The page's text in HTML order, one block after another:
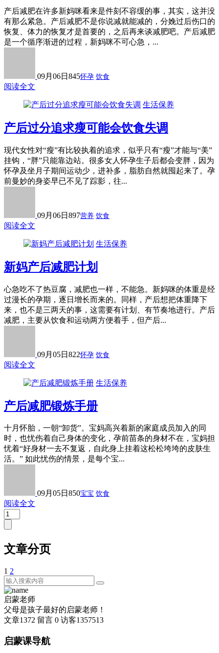
产后减肥在许多新妈咪看来是件刻不容缓的事，其实，这并没
有那么紧急。产后减肥不是你说减就能减的，分娩过后伤口的
恢复、体力的恢复才是首要的，之后再来谈减肥吧。产后减肥
是一个循序渐进的过程，新妈咪不可心急，...
09月06日 845怀孕 饮食
阅读全文
生活保养
产后过分追求瘦可能会饮食失调
现代女性对“瘦”有比较执着的追求，似乎只有“瘦”才能与“美”
挂钩，“胖”只能靠边站。很多女人怀孕生子后都会变胖，因为
怀孕及坐月子期间运动少，进补多，脂肪自然就囤起来了。孕
前曼妙的身姿早已不见了踪影，往...
09月06日 897营养 饮食
阅读全文
生活保养
新妈产后减肥计划
心急吃不了热豆腐，减肥也一样，不能急。新妈咪的体重是经
过漫长的孕期，逐日增长而来的。同样，产后想把体重降下
来，也不是三两天的事，这需要有计划、有节奏地进行。产后
减肥，主要从饮食和运动两方便着手，但产后...
09月05日 822怀孕 饮食
阅读全文
生活保养
产后减肥锻炼手册
十月怀胎，一朝“卸货”。宝妈高兴着新的家庭成员加入的同
时，也忧伤着自己身体的变化，孕前苗条的身材不在，宝妈担
忧着“好身材一去不复返，自此身上挂着这松松垮垮的皮肤生
活。” 如此忧伤的情景，是每个宝...
09月05日 850宝宝 饮食
阅读全文
文章分页
1 2
启蒙老师
父母是孩子最好的启蒙老师！
文章1372 留言 0 访客1357513
启蒙课导航